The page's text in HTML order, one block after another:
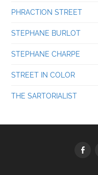
PHRACTION STREET
STEPHANE BURLOT
STEPHANE CHARPE
STREET IN COLOR
THE SARTORIALIST